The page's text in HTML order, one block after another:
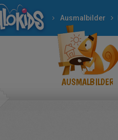
Ausmalbilder
AUSMALBILDER